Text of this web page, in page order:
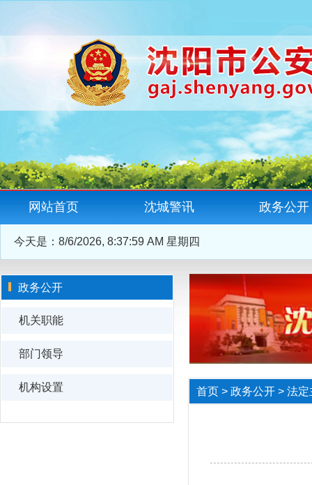
网站首页 沈城警讯 政务公开
今天是： 8/6/2026, 8:38:00 AM 星期四
政务公开
机关职能
部门领导
机构设置 首页 > 政务公开 > 法定